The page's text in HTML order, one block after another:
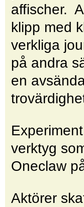
affischer.
klipp med
verkliga
på andra
en
verktyg
Oneclaw
Aktörer